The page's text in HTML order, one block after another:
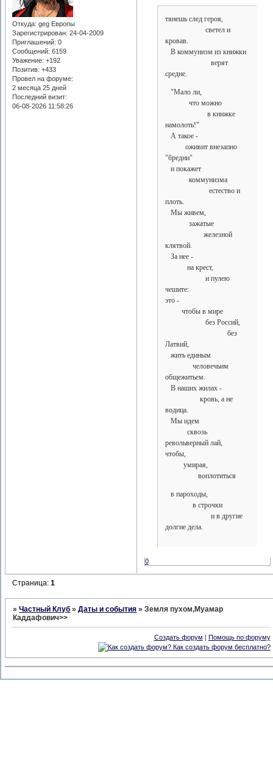
Откуда: geg Европы
Зарегистрирован: 24-04-2009
Приглашений: 0
Сообщений: 6159
Уважение: +192
Позитив: +433
Провел на форуме:
2 месяца 25 дней
Последний визит:
06-08-2026 11:58:26
тянешь след героя,
светел и
кровав.
В коммунизм из книжки
верят
средне.
"Мало ли,
что можно
в книжке
намолоть!"
А такое -
оживит внезапно
"бредни"
и покажет
коммунизма
естество и
плоть.
Мы живем,
зажатые
железной
клятвой.
За нее -
на крест,
и пулею
чешите:
это -
чтобы в мире
без Россий,
без
Латвий,
жить единым
человечьим
общежитьем.
В наших жилах -
кровь, а не
водица.
Мы идем
сквозь
револьверный лай,
чтобы,
умирая,
воплотиться
в пароходы,
в строчки
и в другие
долгие дела.
0
Страница:1
»Частный Клуб »Даты и события »Земля пухом,Муамар
Каддафович>>
Создать форум | Помощь по форуму